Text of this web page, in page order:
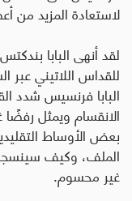
لاستعادة المزيد من
لقد أنهى البابا
للقداس اللاتيني
البابا فرنسيس شدد
الانقسام ويمثل رفضًا
بعض الأوساط
الملف، وكيف
غير محسوم.